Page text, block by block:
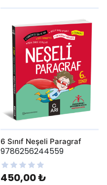
6 Sınıf Neşeli Paragraf
9786256244559
450,00 ₺